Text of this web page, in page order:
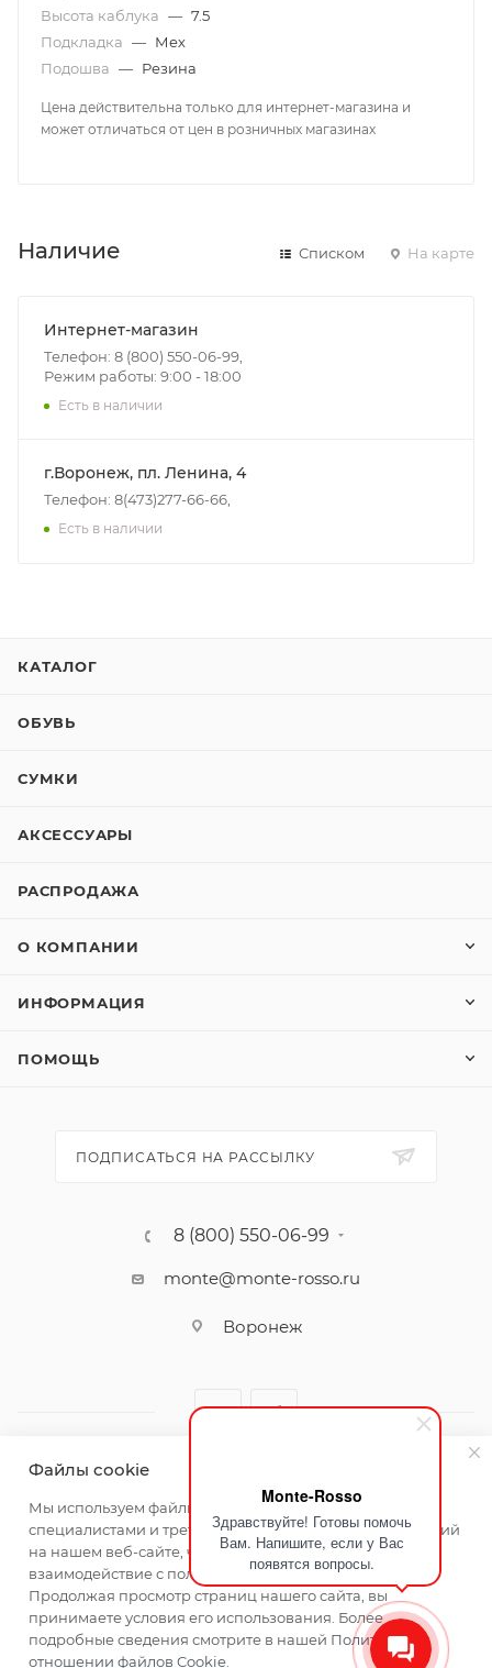
Monte-Rosso
Здравствуйте! Готовы помочь
Вам. Напишите, если у Вас
появятся вопросы.
Высота каблука — 7.5
Подкладка — Мех
Подошва — Резина
Цена действительна только для интернет-магазина и
может отличаться от цен в розничных магазинах
Наличие Списком На карте
Интернет-магазин
Телефон: 8 (800) 550-06-99,
Режим работы: 9:00 - 18:00
Есть в наличии
г.Воронеж, пл. Ленина, 4
Телефон: 8(473)277-66-66,
Есть в наличии
КАТАЛОГ
ОБУВЬ
СУМКИ
АКСЕССУАРЫ
РАСПРОДАЖА
О КОМПАНИИ
ИНФОРМАЦИЯ
ПОМОЩЬ
ПОДПИСАТЬСЯ НА РАССЫЛКУ
8 (800) 550-06-99
monte@monte-rosso.ru
Воронеж
2026 ©Monte Rosso - магазины обуви и аксессуаров для
женщин
Файлы cookie
Мы используем файлы cookie, разработанные нашими
специалистами и третьими лицами, для анализа событий
на нашем веб-сайте, что позволяет нам улучшать
взаимодействие с пользователями и обслуживание.
Продолжая просмотр страниц нашего сайта, вы
принимаете условия его использования. Более
подробные сведения смотрите в нашей Политике в
отношении файлов Cookie